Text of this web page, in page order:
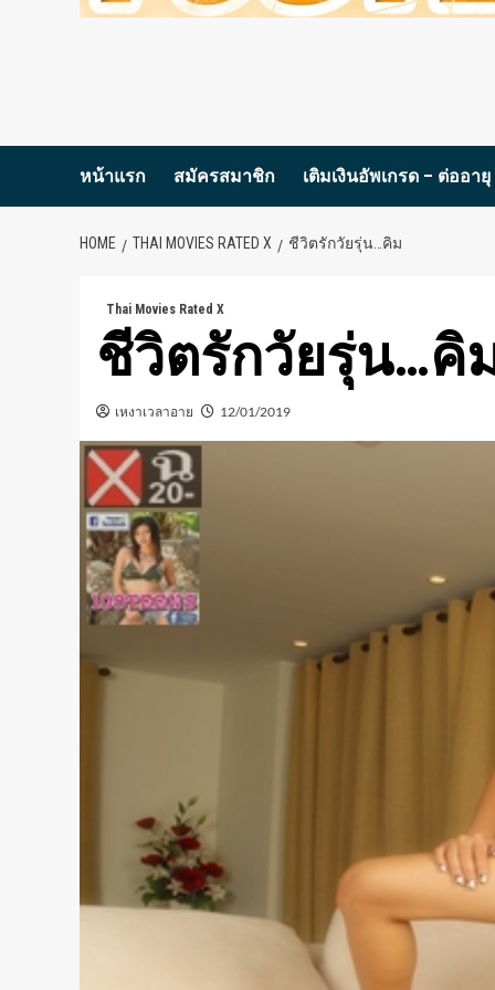
หน้าแรก สมัครสมาชิก เติมเงินอัพเกรด – ต่ออายุ
HOME THAI MOVIES RATED X ชีวิตรักวัยรุ่น…คิม
Thai Movies Rated X
ชีวิตรักวัยรุ่น…คิ
เหงาเวลาอาย 12/01/2019